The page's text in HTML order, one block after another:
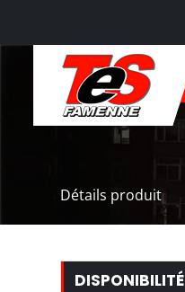
Détails produit
DISPONIBILITÉ